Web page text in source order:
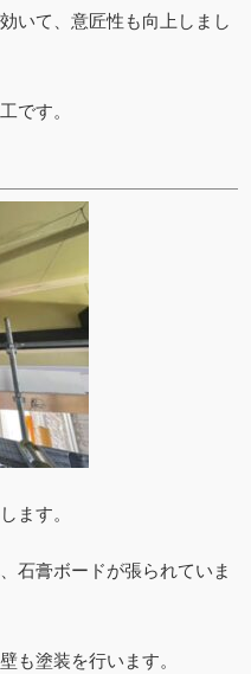
いて、意匠性も向上しまし
です。
ます。
石膏ボードが張られていま
も塗装を行います。